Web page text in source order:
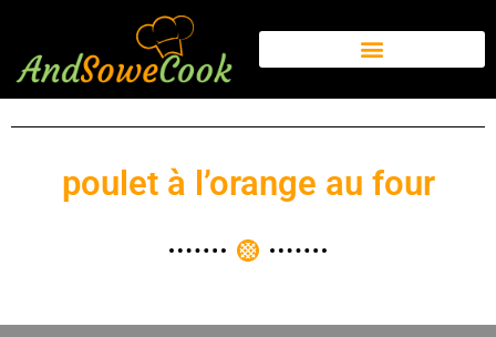
poulet à l’orange au four